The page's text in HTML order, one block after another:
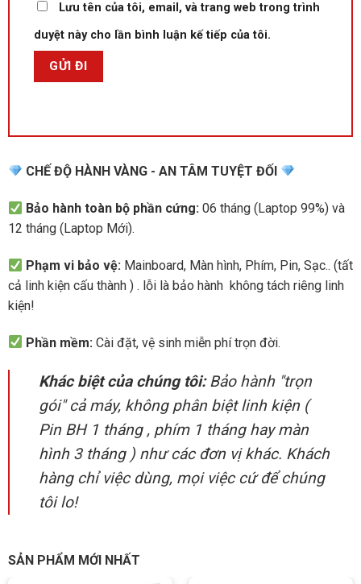
Lưu tên của tôi, email, và trang web trong trình
duyệt này cho lần bình luận kế tiếp của tôi.
CHẾ ĐỘ HÀNH VÀNG - AN TÂM TUYỆT ĐỐI
Bảo hành toàn bộ phần cứng: 06 tháng (Laptop 99%) và
12 tháng (Laptop Mới).
Phạm vi bảo vệ: Mainboard, Màn hình, Phím, Pin, Sạc.. (tất
cả linh kiện cấu thành ) . lỗi là bảo hành không tách riêng linh
kiện!
Phần mềm: Cài đặt, vệ sinh miễn phí trọn đời.
Khác biệt của chúng tôi:Bảo hành "trọn
gói" cả máy, không phân biệt linh kiện (
Pin BH 1 tháng , phím 1 tháng hay màn
hình 3 tháng ) như các đơn vị khác. Khách
hàng chỉ việc dùng, mọi việc cứ để chúng
tôi lo!
SẢN PHẨM MỚI NHẤT